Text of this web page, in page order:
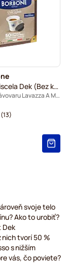
Don Carlo Miscela Dek (Bez kofeínu)
50 kapsúl do kávovaru Lavazza A Modo Mio
13)
svoje telo
Ako to urobiť?
Dek
nich tvorí 50 %
s nižším
vás, čo poviete?